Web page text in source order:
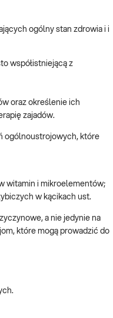
ogólny stan zdrowia i i
współistniejącą z
oraz określenie ich
zajadów.
ogólnoustrojowych, które
witamin i mikroelementów;
w kącikach ust.
a nie jedynie na
które mogą prowadzić do